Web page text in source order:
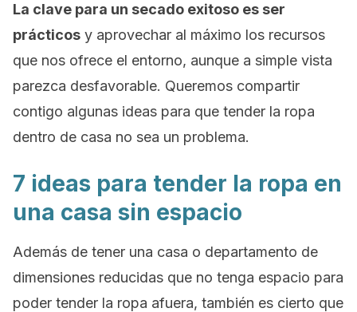
La clave para un secado exitoso es ser
prácticos y aprovechar al máximo los recursos
que nos ofrece el entorno, aunque a simple vista
parezca desfavorable. Queremos compartir
contigo algunas ideas para que tender la ropa
dentro de casa no sea un problema.
7 ideas para tender la ropa en
una casa sin espacio
Además de tener una casa o departamento de
dimensiones reducidas que no tenga espacio para
poder tender la ropa afuera, también es cierto que